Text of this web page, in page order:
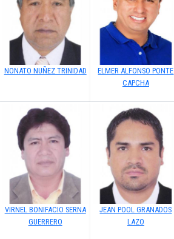
NONATO NUÑEZ TRINIDAD
ELMER ALFONSO PONTE
CAPCHA
VIRNEL BONIFACIO SERNA
GUERRERO
JEAN POOL GRANADOS
LAZO